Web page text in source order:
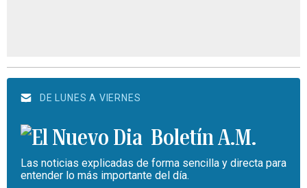
DE LUNES A VIERNES
Boletín A.M.
Las noticias explicadas de forma sencilla y directa para
entender lo más importante del día.